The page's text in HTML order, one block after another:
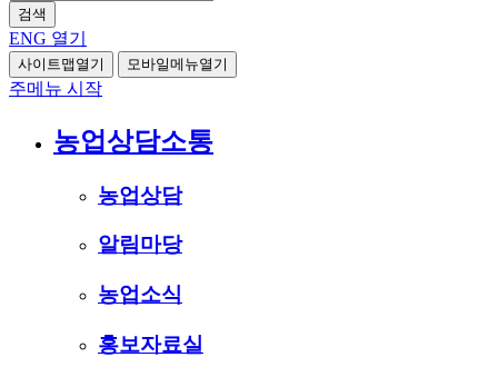
검색
ENG 열기
사이트맵열기 모바일메뉴열기
주메뉴 시작
농업상담소통
농업상담
알림마당
농업소식
홍보자료실